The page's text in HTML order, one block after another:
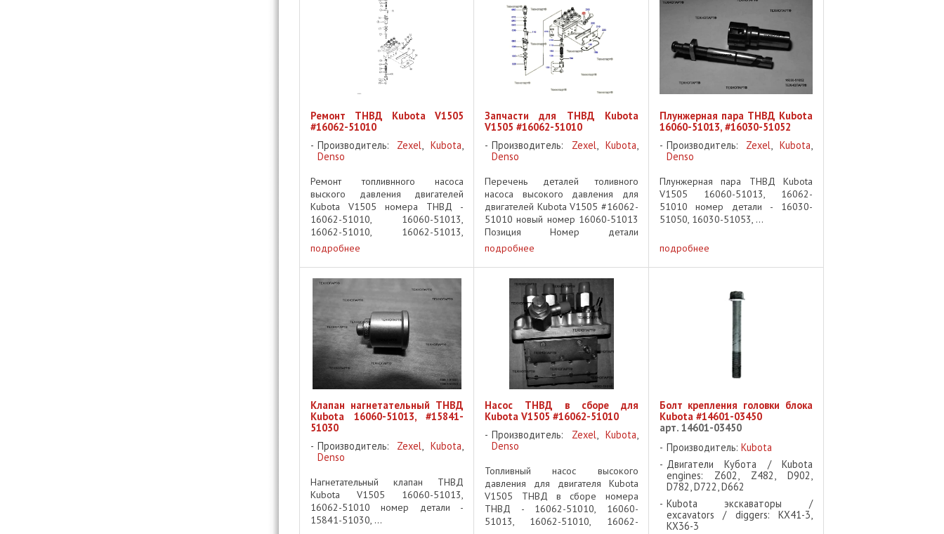
Ремонт ТНВД Kubota V1505
#16062-51010
Производитель: Zexel,Kubota,
Denso
Ремонт топливнного насоса
выского давления двигателей
Kubota V1505 номера ТНВД -
16062-51010, 16060-51013,
16062-51010, 16062-51013,
16054-51010 диагностика ТНВД
Kubota V1505 регулировка
топливного насоса V1505 замена
плунжерных пар Kubota V1505 ...
подробнее
Запчасти для ТНВД Kubota
V1505 #16062-51010
Производитель: Zexel, Kubota,
Denso
Перечень деталей толивного
насоса высокого давления для
двигателей Kubota V1505 #16062-
51010 новый номер 16060-51013
Позиция Номер детали
Наименование к-во 010 16062-
51010, 16060-51013 ТНВД В
СБОРЕ 1 020 16030-5105
ПЛУНЖЕРНАЯ ПАРА 4 030 15841-
подробнее
Плунжерная пара ТНВД Kubota
16060-51013, #16030-51052
Производитель: Zexel, Kubota,
Denso
Плунжерная пара ТНВД Kubota
V1505 16060-51013, 16062-
51010 номер детали - 16030-
51050, 16030-51053, ...
подробнее
Клапан нагнетательный ТНВД
Kubota 16060-51013, #15841-
51030
Производитель: Zexel,Kubota,
Denso
Нагнетательный клапан ТНВД
Kubota V1505 16060-51013,
16062-51010 номер детали -
15841-51030, ...
Насос ТНВД в сборе для
Kubota V1505 #16062-51010
Производитель: Zexel, Kubota,
Denso
Топливный насос высокого
давления для двигателя Kubota
V1505 ТНВД в сборе номера
ТНВД - 16062-51010, 16060-
51013, 16062-51010, 16062-
Болт крепления головки блока
Kubota #14601-03450
арт. 14601-03450
Производитель: Kubota
Двигатели Кубота / Kubota
engines: Z602, Z482, D902,
D782, D722, D662
Kubota экскаваторы /
excavators / diggers: KX41-3,
KX36-3